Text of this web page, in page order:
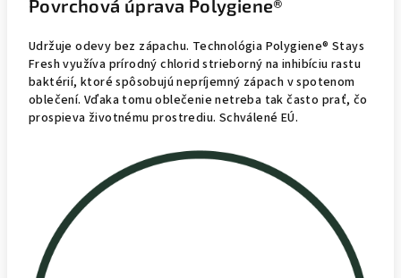
Povrchová úprava Polygiene®
Udržuje odevy bez zápachu. Technológia Polygiene® Stays
Fresh využíva prírodný chlorid strieborný na inhibíciu rastu
baktérií, ktoré spôsobujú nepríjemný zápach v spotenom
oblečení. Vďaka tomu oblečenie netreba tak často prať, čo
prospieva životnému prostrediu. Schválené EÚ.